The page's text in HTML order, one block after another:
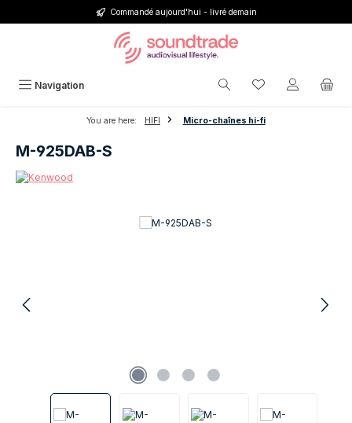
Passer au contenu principalCommandé aujourd'hui - livré demain
Navigation Vous avez 0
You are here: HIFI Micro-chaînes hi-fi
M-925DAB-S